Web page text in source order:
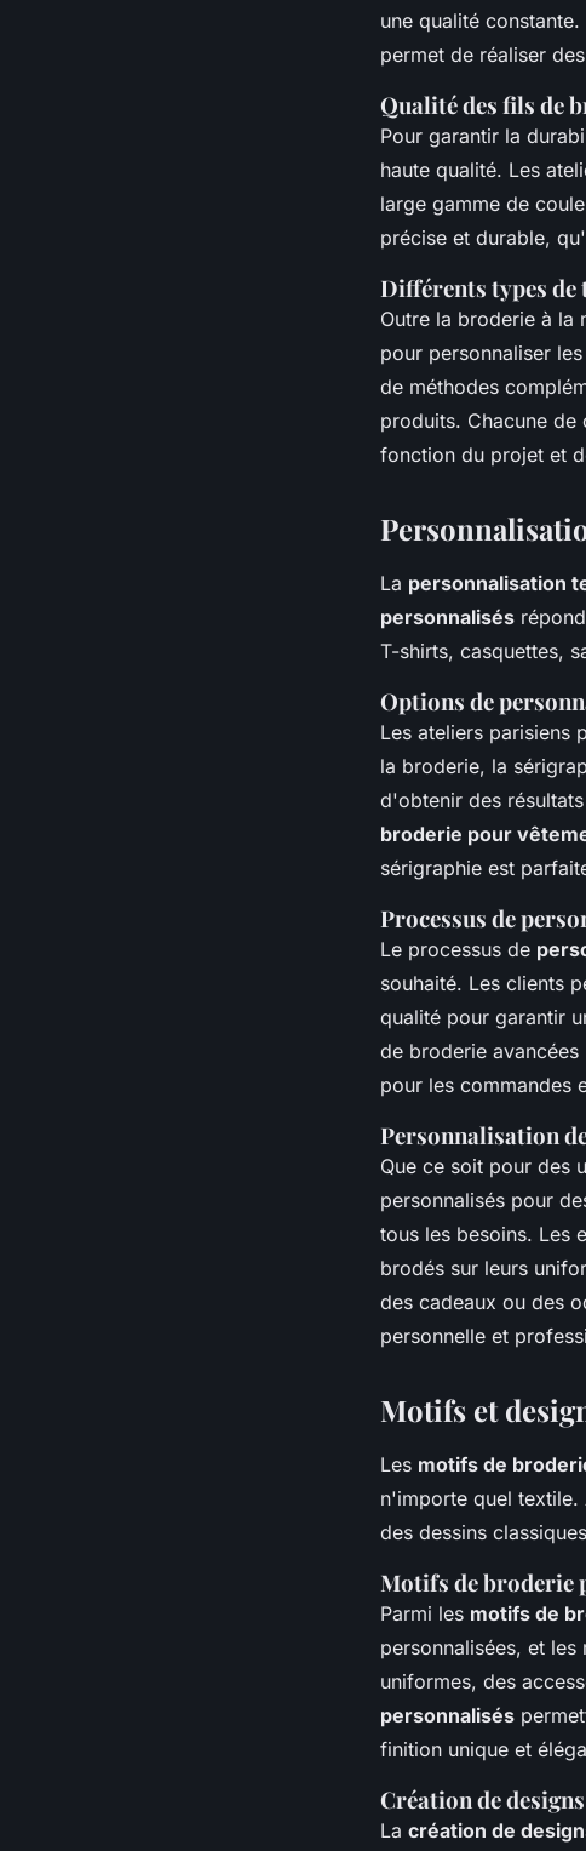
une qualité
permet de réaliser
Qualité des fils de
Pour garantir la
haute qualité. Les
large gamme de
précise et durable,
Différents types de
Outre la broderie à la
pour personnaliser
de méthodes
produits. Chacune de
fonction du projet et
La personnalisation
personnalisés
T-shirts, casquettes,
Options de
Les ateliers parisiens
la broderie, la
d'obtenir des
broderie pour
sérigraphie est
Processus de
Le processus de
souhaité. Les clients
qualité pour garantir
de broderie
pour les commandes
Personnalisation
Que ce soit pour des
personnalisés pour
tous les besoins. Les
brodés sur leurs
des cadeaux ou des
personnelle et
Motifs et
Les motifs de
n'importe quel textile.
des dessins
Motifs de broderie
Parmi les motifs de
personnalisées, et
uniformes, des
personnalisés
finition unique et
Création de
La création de